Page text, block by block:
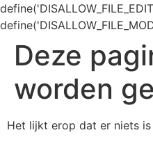
Deze
worden
Het lijkt erop dat er niets